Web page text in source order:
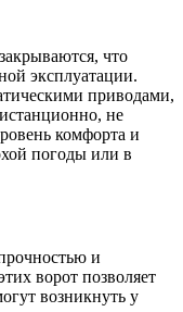
что
эксплуатации.
приводами,
не
комфорта и
погоды или в
и
ворот позволяет
возникнуть у